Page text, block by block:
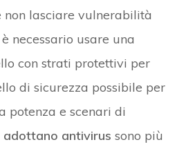
lasciare vulnerabilità
necessario usare una
con strati protettivi per
di sicurezza possibile per
potenza e scenari di
adottano antivirus sono più